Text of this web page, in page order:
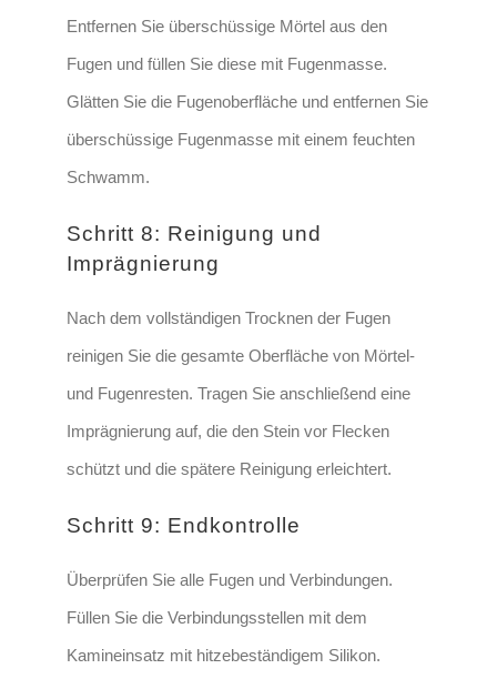
Entfernen Sie überschüssige Mörtel aus den
Fugen und füllen Sie diese mit Fugenmasse.
Glätten Sie die Fugenoberfläche und entfernen Sie
überschüssige Fugenmasse mit einem feuchten
Schwamm.
Schritt 8: Reinigung und
Imprägnierung
Nach dem vollständigen Trocknen der Fugen
reinigen Sie die gesamte Oberfläche von Mörtel-
und Fugenresten. Tragen Sie anschließend eine
Imprägnierung auf, die den Stein vor Flecken
schützt und die spätere Reinigung erleichtert.
Schritt 9: Endkontrolle
Überprüfen Sie alle Fugen und Verbindungen.
Füllen Sie die Verbindungsstellen mit dem
Kamineinsatz mit hitzebeständigem Silikon.